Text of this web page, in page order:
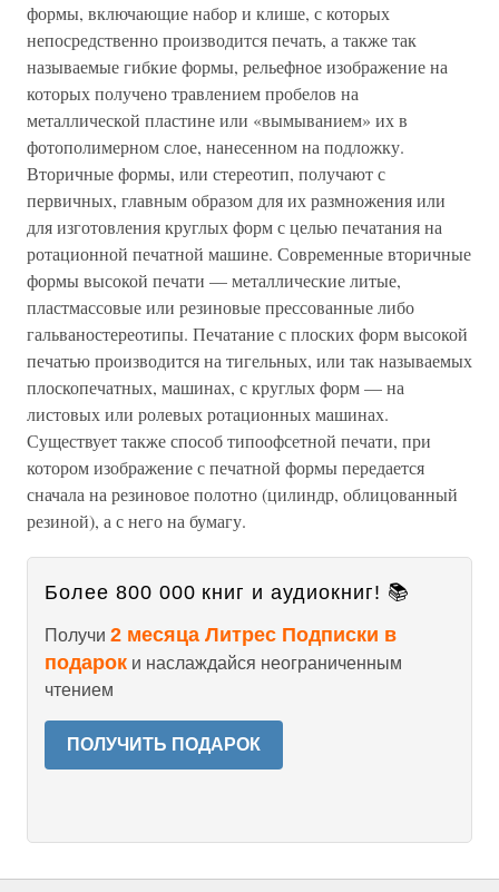
формы, включающие набор и клише, с которых
непосредственно производится печать, а также так
называемые гибкие формы, рельефное изображение на
которых получено травлением пробелов на
металлической пластине или «вымыванием» их в
фотополимерном слое, нанесенном на подложку.
Вторичные формы, или стереотип, получают с
первичных, главным образом для их размножения или
для изготовления круглых форм с целью печатания на
ротационной печатной машине. Современные вторичные
формы высокой печати — металлические литые,
пластмассовые или резиновые прессованные либо
гальваностереотипы. Печатание с плоских форм высокой
печатью производится на тигельных, или так называемых
плоскопечатных, машинах, с круглых форм — на
листовых или ролевых ротационных машинах.
Существует также способ типоофсетной печати, при
котором изображение с печатной формы передается
сначала на резиновое полотно (цилиндр, облицованный
резиной), а с него на бумагу.
Более 800 000 книг и аудиокниг! 📚
Получи 2 месяца Литрес Подписки в
подарок и наслаждайся неограниченным
чтением
ПОЛУЧИТЬ ПОДАРОК